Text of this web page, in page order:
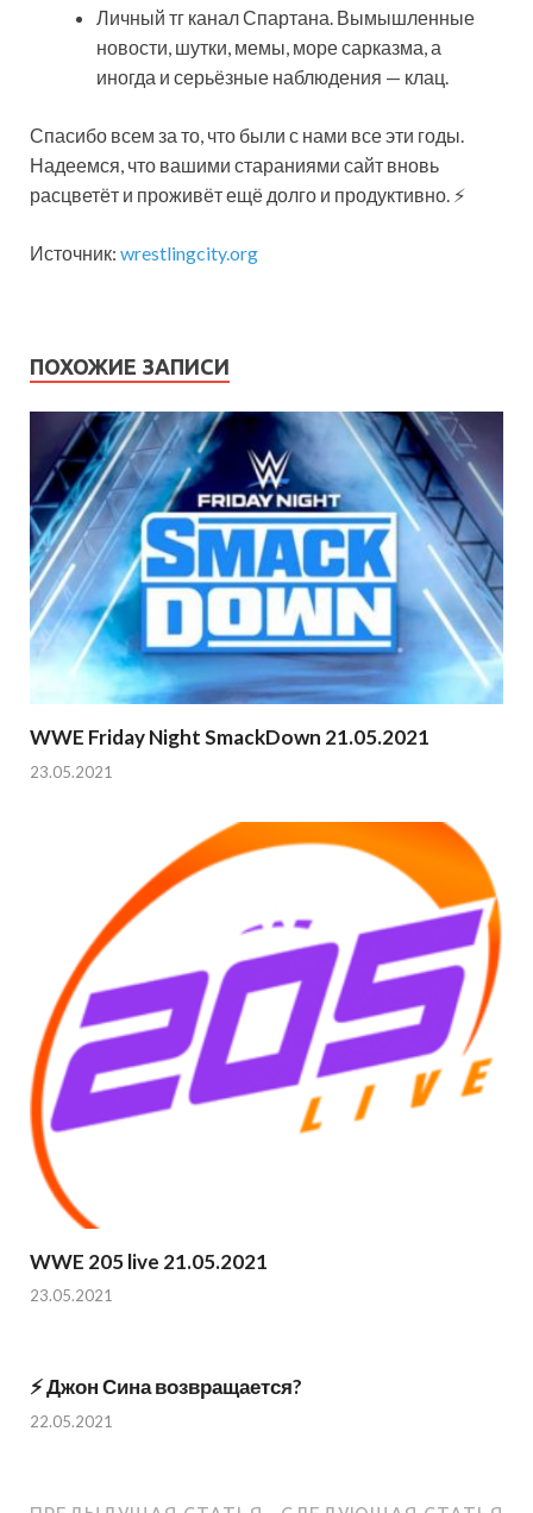
Личный тг канал Спартана. Вымышленные
новости, шутки, мемы, море сарказма, а
иногда и серьёзные наблюдения — клац.
Спасибо всем за то, что были с нами все эти годы.
Надеемся, что вашими стараниями сайт вновь
расцветёт и проживёт ещё долго и продуктивно. ⚡
Источник: wrestlingcity.org
ПОХОЖИЕ ЗАПИСИ
WWE Friday Night SmackDown 21.05.2021
23.05.2021
WWE 205 live 21.05.2021
23.05.2021
⚡️ Джон Сина возвращается?
22.05.2021